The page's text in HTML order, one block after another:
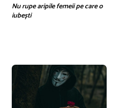
Nu rupe aripile femeii pe care o
iubești